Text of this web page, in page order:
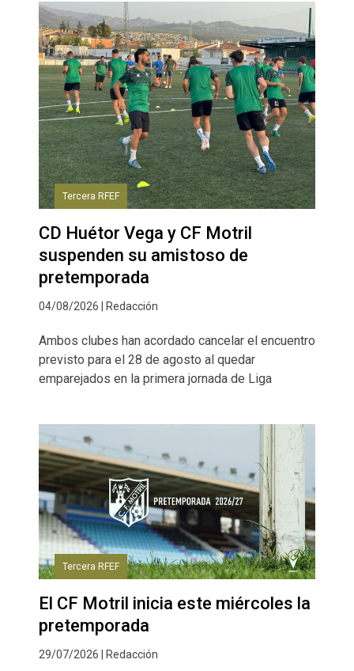
Tercera RFEF
CD Huétor Vega y CF Motril
suspenden su amistoso de
pretemporada
04/08/2026 | Redacción
Ambos clubes han acordado cancelar el encuentro
previsto para el 28 de agosto al quedar
emparejados en la primera jornada de Liga
Tercera RFEF
El CF Motril inicia este miércoles la
pretemporada
29/07/2026 | Redacción